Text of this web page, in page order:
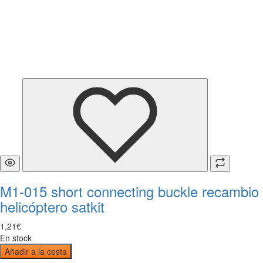
M1-015 short connecting buckle recambio
helicóptero satkit
1 ,21€
En stock
Añadir a la cesta